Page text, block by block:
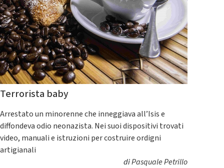
Terrorista baby
Arrestato un minorenne che inneggiava all’Isis e
diffondeva odio neonazista. Nei suoi dispositivi trovati
video, manuali e istruzioni per costruire ordigni
artigianali
diPasquale Petrillo